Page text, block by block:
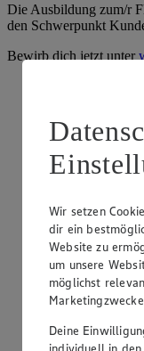
Die Ausbildung zum/r
den Schwerpunkt
Bewirb dich jetzt unter
Video
Wir setzen
dir ein
Website zu
um unsere
möglichst
Deine